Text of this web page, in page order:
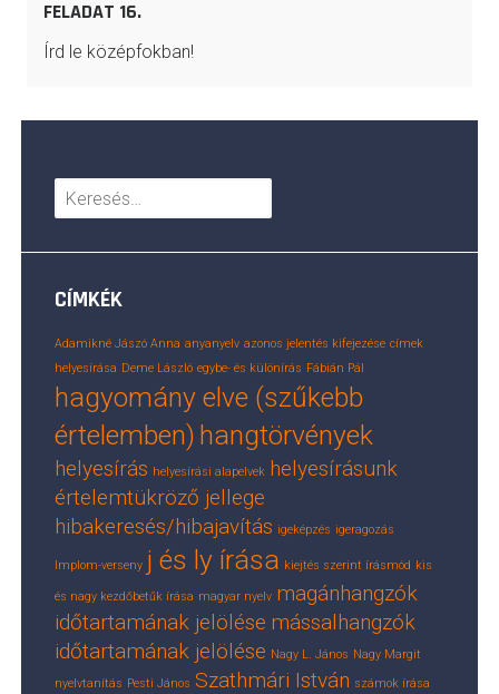
FELADAT 16.
Írd le középfokban!
Keresés:
CÍMKÉK
Adamikné Jászó Anna anyanyelv azonos jelentés kifejezése címek
helyesírása Deme László egybe- és különírás Fábián Pál
hagyomány elve (szűkebb
értelemben) hangtörvények
helyesírás helyesírási alapelvek helyesírásunk
értelemtükröző jellege
hibakeresés/hibajavítás igeképzés igeragozás
Implom-verseny j és ly írása kiejtés szerint írásmód kis
és nagy kezdőbetűk írása magyar nyelv magánhangzók
időtartamának jelölése mássalhangzók
időtartamának jelölése Nagy L. János Nagy Margit
nyelvtanítás Pesti János Szathmári István számok írása